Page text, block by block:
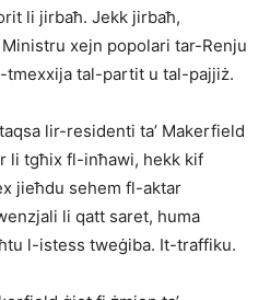
li jirbaħ. Jekk jirbaħ,
xejn popolari tar-Renju
tmexxija tal-partit u tal-pajjiż.
lir-residenti ta’ Makerfield
li tgħix fl-inħawi, hekk kif
jieħdu sehem fl-aktar
li qatt saret, huma
l-istess tweġiba. It-traffiku.